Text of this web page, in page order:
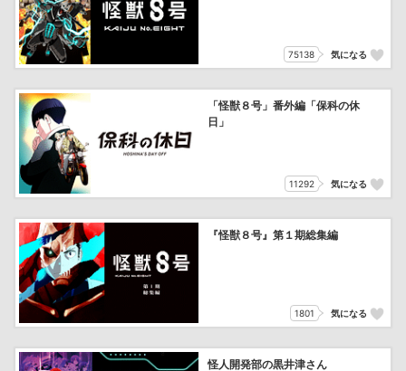
75138 気になる
「怪獣８号」番外編「保科の休
日」
11292 気になる
『怪獣８号』第１期総集編
1801 気になる
怪人開発部の黒井津さん